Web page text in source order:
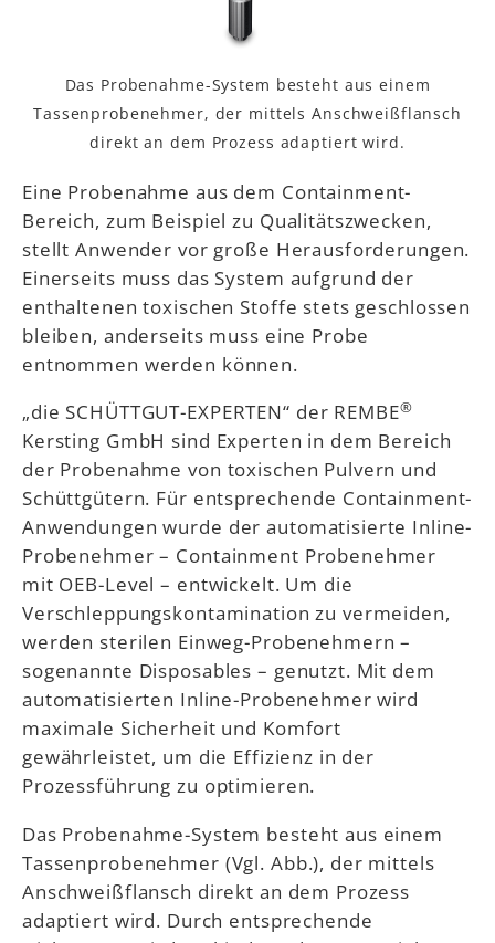
Eine Probenahme aus dem Containment-
Bereich, zum Beispiel zu Qualitätszwecken,
stellt Anwender vor große Herausforderungen.
Einerseits muss das System aufgrund der
enthaltenen toxischen Stoffe stets geschlossen
bleiben, anderseits muss eine Probe
entnommen werden können.
„die SCHÜTTGUT-EXPERTEN“ der REMBE®
Kersting GmbH sind Experten in dem Bereich
der Probenahme von toxischen Pulvern und
Schüttgütern. Für entsprechende Containment-
Anwendungen wurde der automatisierte Inline-
Probenehmer – Containment Probenehmer
mit OEB-Level – entwickelt. Um die
Verschleppungskontamination zu vermeiden,
werden sterilen Einweg-Probenehmern –
sogenannte Disposables – genutzt. Mit dem
automatisierten Inline-Probenehmer wird
maximale Sicherheit und Komfort
gewährleistet, um die Effizienz in der
Prozessführung zu optimieren.
Das Probenahme-System besteht aus einem
Tassenprobenehmer (Vgl. Abb.), der mittels
Anschweißflansch direkt an dem Prozess
adaptiert wird. Durch entsprechende
Das Probenahme-System besteht aus einem
Tassenprobenehmer, der mittels Anschweißflansch
direkt an dem Prozess adaptiert wird.